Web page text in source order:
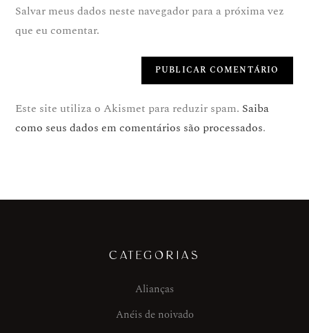
Salvar meus dados neste navegador para a próxima vez
que eu comentar.
Este site utiliza o Akismet para reduzir spam. Saiba
como seus dados em comentários são processados.
CATEGORIAS
Alianças
Anéis de noivado